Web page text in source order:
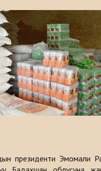
Миссиясы; Максаты;
президенти Эмомали